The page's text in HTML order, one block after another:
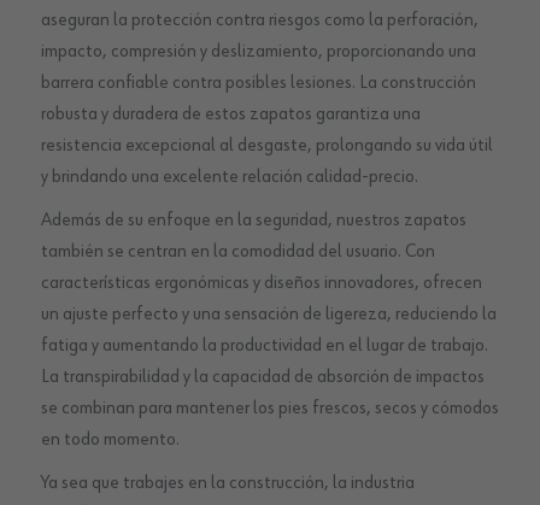
aseguran la protección contra riesgos como la perforación,
impacto, compresión y deslizamiento, proporcionando una
barrera confiable contra posibles lesiones. La construcción
robusta y duradera de estos zapatos garantiza una
resistencia excepcional al desgaste, prolongando su vida útil
y brindando una excelente relación calidad-precio.
Además de su enfoque en la seguridad, nuestros zapatos
también se centran en la comodidad del usuario. Con
características ergonómicas y diseños innovadores, ofrecen
un ajuste perfecto y una sensación de ligereza, reduciendo la
fatiga y aumentando la productividad en el lugar de trabajo.
La transpirabilidad y la capacidad de absorción de impactos
se combinan para mantener los pies frescos, secos y cómodos
en todo momento.
Ya sea que trabajes en la construcción, la industria